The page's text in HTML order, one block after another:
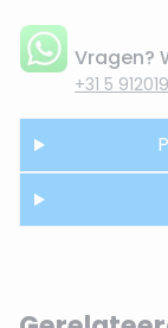
Vragen?
+31 5